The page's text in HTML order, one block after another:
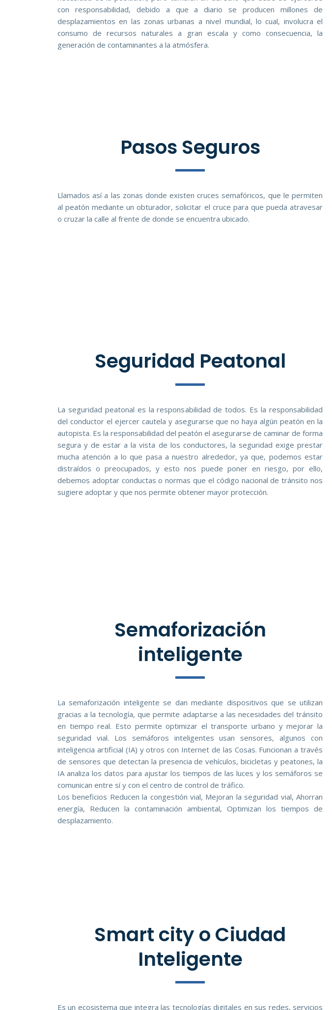
con responsabilidad, debido a que a diario se producen millones de
desplazamientos en las zonas urbanas a nivel mundial, lo cual, involucra el
consumo de recursos naturales a gran escala y como consecuencia, la
generación de contaminantes a la atmósfera.
Pasos Seguros
Llamados así a las zonas donde existen cruces semafóricos, que le permiten
al peatón mediante un obturador, solicitar el cruce para que pueda atravesar
o cruzar la calle al frente de donde se encuentra ubicado.
Seguridad Peatonal
La seguridad peatonal es la responsabilidad de todos. Es la responsabilidad
del conductor el ejercer cautela y asegurarse que no haya algún peatón en la
autopista. Es la responsabilidad del peatón el asegurarse de caminar de forma
segura y de estar a la vista de los conductores, la seguridad exige prestar
mucha atención a lo que pasa a nuestro alrededor, ya que, podemos estar
distraídos o preocupados, y esto nos puede poner en riesgo, por ello,
debemos adoptar conductas o normas que el código nacional de tránsito nos
sugiere adoptar y que nos permite obtener mayor protección.
Semaforización
inteligente
La semaforización inteligente se dan mediante dispositivos que se utilizan
gracias a la tecnología, que permite adaptarse a las necesidades del tránsito
en tiempo real. Esto permite optimizar el transporte urbano y mejorar la
seguridad vial. Los semáforos inteligentes usan sensores, algunos con
inteligencia artificial (IA) y otros con Internet de las Cosas. Funcionan a través
de sensores que detectan la presencia de vehículos, bicicletas y peatones, la
IA analiza los datos para ajustar los tiempos de las luces y los semáforos se
comunican entre sí y con el centro de control de tráfico.
Los beneficios Reducen la congestión vial, Mejoran la seguridad vial, Ahorran
energía, Reducen la contaminación ambiental, Optimizan los tiempos de
desplazamiento.
Smart city o Ciudad
Inteligente
Es un ecosistema que integra las tecnologías digitales en sus redes, servicios